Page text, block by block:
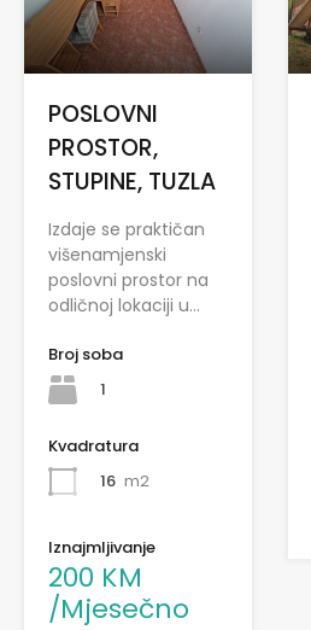
POSLOVNI
PROSTOR,
STUPINE, TUZLA
Izdaje se praktičan
višenamjenski
poslovni prostor na
odličnoj lokaciji u…
Broj soba
1
Kvadratura
16 m2
Iznajmljivanje
200 KM
/Mjesečno